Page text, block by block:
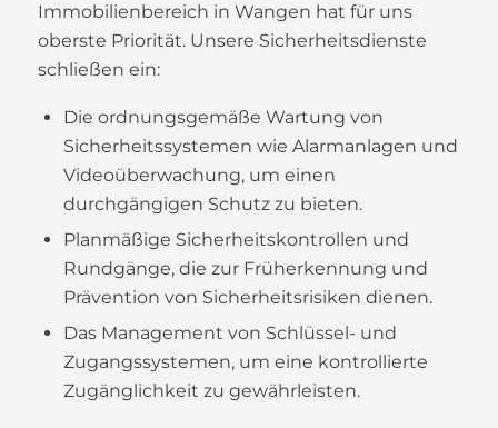
Immobilienbereich in Wangen hat für uns
oberste Priorität. Unsere Sicherheitsdienste
schließen ein:
Die ordnungsgemäße Wartung von
Sicherheitssystemen wie Alarmanlagen und
Videoüberwachung, um einen
durchgängigen Schutz zu bieten.
Planmäßige Sicherheitskontrollen und
Rundgänge, die zur Früherkennung und
Prävention von Sicherheitsrisiken dienen.
Das Management von Schlüssel- und
Zugangssystemen, um eine kontrollierte
Zugänglichkeit zu gewährleisten.